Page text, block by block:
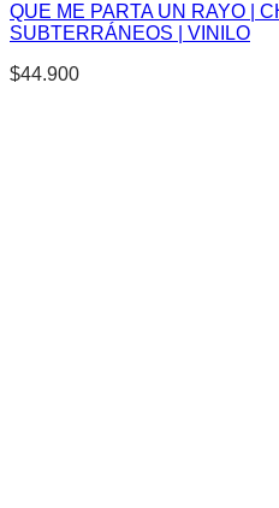
QUE ME PARTA UN RAYO |
SUBTERRÁNEOS | VINILO
$44.900